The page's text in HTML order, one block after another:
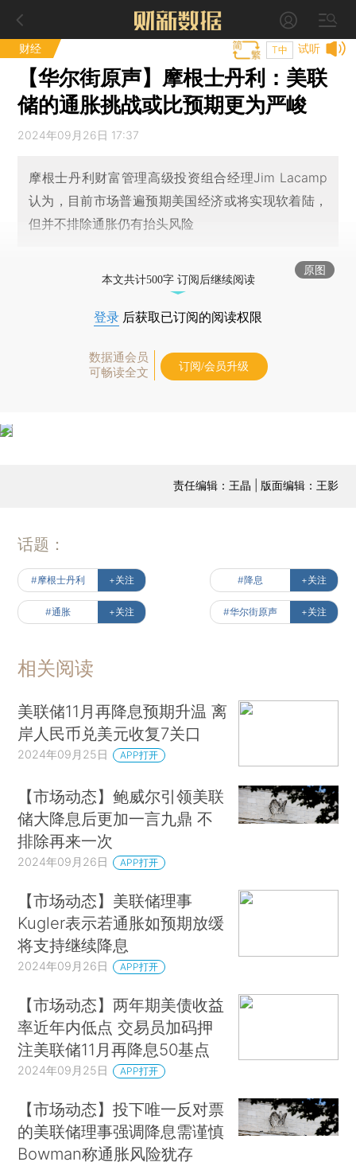
财经 试听
T中
【华尔街原声】摩根士丹利：美联
储的通胀挑战或比预期更为严峻
2024年09月26日 17:37
摩根士丹利财富管理高级投资组合经理Jim Lacamp
认为，目前市场普遍预期美国经济或将实现软着陆，
但并不排除通胀仍有抬头风险
原图
本文共计500字 订阅后继续阅读
登录 后获取已订阅的阅读权限
数据通会员
可畅读全文
订阅/会员升级
责任编辑：王晶 | 版面编辑：王影
话题：
#摩根士丹利 +关注 #降息 +关注
#通胀 +关注 #华尔街原声 +关注
相关阅读
美联储11月再降息预期升温 离
岸人民币兑美元收复7关口
2024年09月25日 APP打开
【市场动态】鲍威尔引领美联
储大降息后更加一言九鼎 不
排除再来一次
2024年09月26日 APP打开
【市场动态】美联储理事
Kugler表示若通胀如预期放缓
将支持继续降息
2024年09月26日 APP打开
【市场动态】两年期美债收益
率近年内低点 交易员加码押
注美联储11月再降息50基点
2024年09月25日 APP打开
【市场动态】投下唯一反对票
的美联储理事强调降息需谨慎
Bowman称通胀风险犹存